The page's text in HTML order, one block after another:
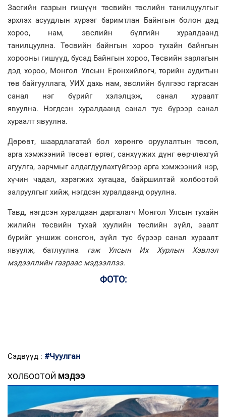
Засгийн газрын гишүүн төсвийн төслийн танилцуулгыг
эрхлэх асуудлын хүрээг баримтлан Байнгын болон дэд
хороо, нам, эвслийн бүлгийн хуралдаанд
танилцуулна. Төсвийн байнгын хороо тухайн байнгын
хорооны гишүүд, бусад Байнгын хороо, Төсвийн зарлагын
дэд хороо, Монгол Улсын Ерөнхийлөгч, төрийн аудитын
төв байгууллага, УИХ дахь нам, эвслийн бүлгээс гаргасан
санал нэг бүрийг хэлэлцэж, санал хураалт
явуулна. Нэгдсэн хуралдаанд санал тус бүрээр санал
хураалт явуулна.
Дөрөвт, шаардлагатай бол хөрөнгө оруулалтын төсөл,
apra хэмжээний төсөвт өртөг, санхүүжих дүнг өөрчлөхгүй
агуулга, зарчмыг алдагдуулахгүйгээр арга хэмжээний нэр,
хүчин чадал, хэрэгжих хугацаа, байршилтай холбоотой
залруулгыг хийж, нэгдсэн хуралдаанд оруулна.
Тавд, нэгдсэн хуралдаан даргалагч Монгол Улсын тухайн
жилийн төсвийн тухай хуулийн төслийн зүйл, заалт
бүрийг уншиж сонсгон, зүйл тус бүрээр санал хураалт
явуулж, батлуулна гэж Улсын Их Хурлын Хэвлэл
мэдээллийн газраас мэдээллээ.
ФОТО:
Сэдвүүд : #Чуулган
ХОЛБООТОЙ МЭДЭЭ